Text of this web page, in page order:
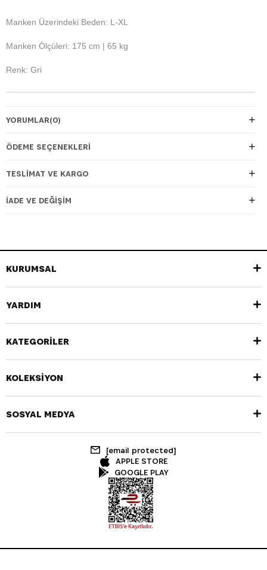
Manken Üzerindeki Beden: L-XL
Manken Ölçüleri: 175 cm | 65 kg
Renk: Gri
YORUMLAR(0)
ÖDEME SEÇENEKLERI
TESLIMAT VE KARGO
İADE VE DEĞIŞIM
KURUMSAL
YARDIM
KATEGORİLER
KOLEKSİYON
SOSYAL MEDYA
[email protected]
APPLE STORE
GOOGLE PLAY